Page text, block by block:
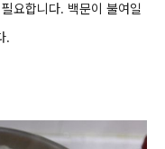
요합니다. 백문이 불여일
.